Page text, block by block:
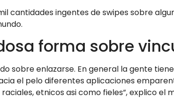
cantidades ingentes de swipes sobre
forma sobre
sobre enlazarse. En general la gente
el pelo diferentes aplicaciones
etnicos asi­ como fieles”, explico el